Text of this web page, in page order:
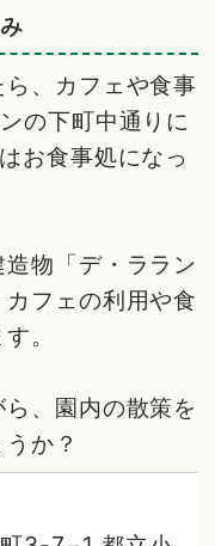
、カフェや食事
の下町中通りに
お食事処になっ
物「デ・ララン
フェの利用や食
。
、園内の散策を
か？